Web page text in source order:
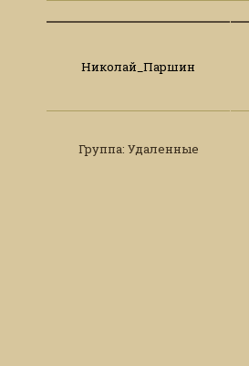
Николай_Паршин
Группа: Удаленные